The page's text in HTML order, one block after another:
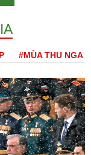
#MÙA THU NGA